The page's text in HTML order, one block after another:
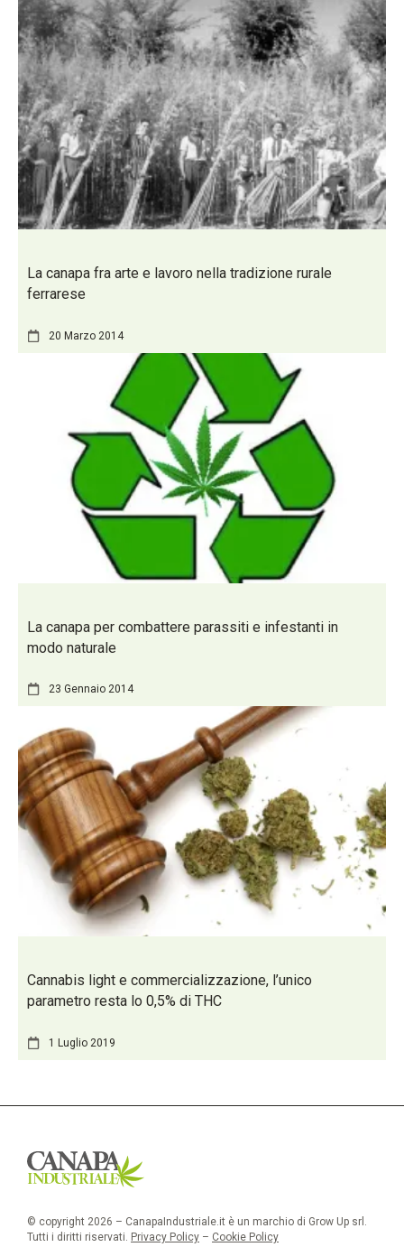
La canapa fra arte e lavoro nella tradizione rurale
ferrarese
20 Marzo 2014
La canapa per combattere parassiti e infestanti in
modo naturale
23 Gennaio 2014
Cannabis light e commercializzazione, l’unico
parametro resta lo 0,5% di THC
1 Luglio 2019
© copyright 2026 – CanapaIndustriale.it è un marchio di Grow Up srl.
Tutti i diritti riservati. Privacy Policy – Cookie Policy